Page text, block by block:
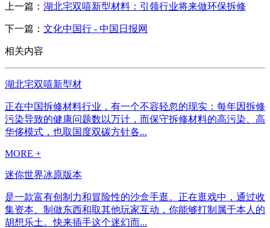
上一篇： 湖北宅双嘻新型材料：引领行业将来做环保拆修
下一篇： 文化中国行 - 中国日报网
相关内容
湖北宅双嘻新型材
正在中国拆修材料行业，有一个不容轻忽的现实：每年因拆修
污染导致的健康问题数以万计，而保守拆修材料的高污染、高
华侈模式，也取国度双碳方针各...
MORE +
迷你世界冰原版本
是一款富有创制力和冒险性的沙盒手逛。正在逛戏中，通过收
集资本、制做东西和取其他玩家互动，你能够打制属于本人的
胡想乐土。快来插手这个迷幻而...